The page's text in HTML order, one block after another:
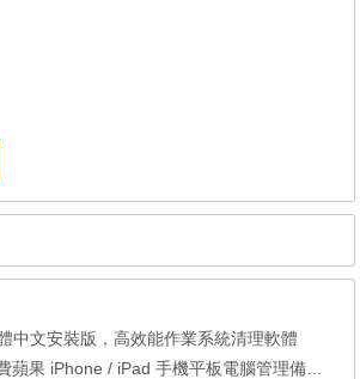
中文安裝版，高效能作業系統清理軟體
iPhone / iPad 手機平板電腦管理備份還原軟體